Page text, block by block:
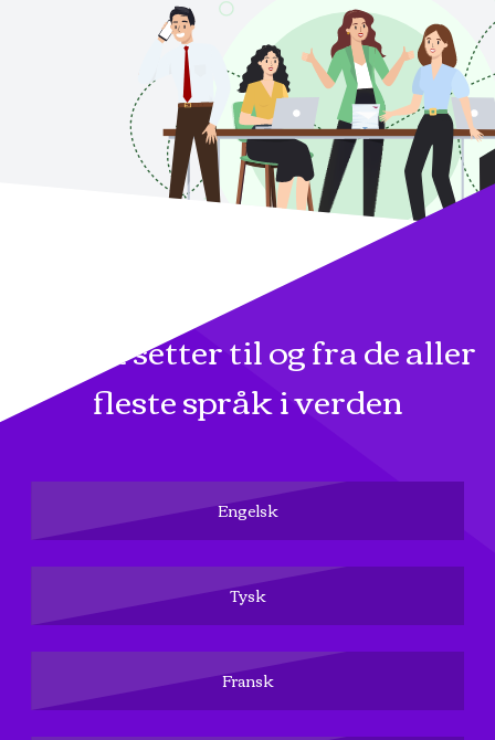
Vi oversetter til og fra de aller
fleste språk i verden
Engelsk
Tysk
Fransk